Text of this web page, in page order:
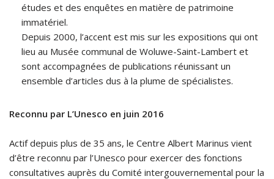
études et des enquêtes en matière de patrimoine
immatériel.
Depuis 2000, l’accent est mis sur les expositions qui ont
lieu au Musée communal de Woluwe-Saint-Lambert et
sont accompagnées de publications réunissant un
ensemble d’articles dus à la plume de spécialistes.
Reconnu par L’Unesco en juin 2016
Actif depuis plus de 35 ans, le Centre Albert Marinus vient
d’être reconnu par l’Unesco pour exercer des fonctions
consultatives auprès du Comité intergouvernemental pour la